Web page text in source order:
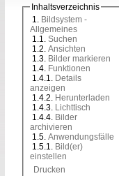
Inhaltsverzeichnis
1. Bildsystem -
Allgemeines
1.1. Suchen
1.2. Ansichten
1.3. Bilder markieren
1.4. Funktionen
1.4.1. Details
anzeigen
1.4.2. Herunterladen
1.4.3. Lichttisch
1.4.4. Bilder
archivieren
1.5. Anwendungsfälle
1.5.1. Bild(er)
einstellen
Drucken